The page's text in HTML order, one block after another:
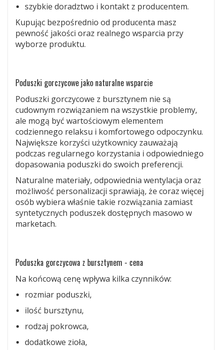
szybkie doradztwo i kontakt z producentem.
Kupując bezpośrednio od producenta masz
pewność jakości oraz realnego wsparcia przy
wyborze produktu.
Poduszki gorczycowe jako naturalne wsparcie
Poduszki gorczycowe z bursztynem nie są
cudownym rozwiązaniem na wszystkie problemy,
ale mogą być wartościowym elementem
codziennego relaksu i komfortowego odpoczynku.
Największe korzyści użytkownicy zauważają
podczas regularnego korzystania i odpowiedniego
dopasowania poduszki do swoich preferencji.
Naturalne materiały, odpowiednia wentylacja oraz
możliwość personalizacji sprawiają, że coraz więcej
osób wybiera właśnie takie rozwiązania zamiast
syntetycznych poduszek dostępnych masowo w
marketach.
Poduszka gorczycowa z bursztynem - cena
Na końcową cenę wpływa kilka czynników:
rozmiar poduszki,
ilość bursztynu,
rodzaj pokrowca,
dodatkowe zioła,